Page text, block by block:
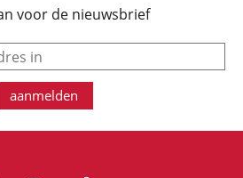
voor de nieuwsbrief
e-mail
aanmelden